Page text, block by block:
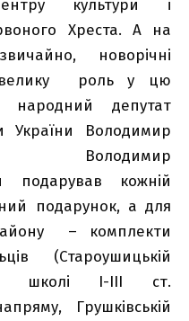
культури і
Хреста. А на
новорічні
велику роль у цю
депутат
України Володимир
Володимир
подарував кожній
подарунок, а для
– комплекти
(Староушицькій
школі І-ІІІ ст.
Грушківській